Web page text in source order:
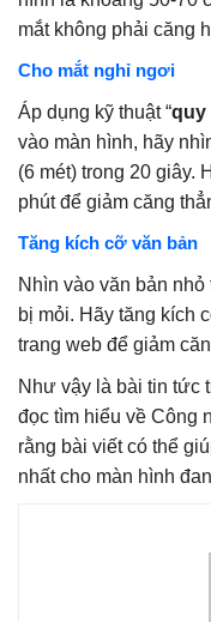
mắt không phải căng
Cho mắt nghỉ ngơi
Áp dụng kỹ thuật “quy
vào màn hình, hãy
(6 mét) trong 20 giây.
phút để giảm căng
Tăng kích cỡ văn bản
Nhìn vào văn bản
bị mỏi. Hãy tăng kích
trang web để giảm
Như vậy là bài tin tức
đọc tìm hiểu về Công
rằng bài viết có thể
nhất cho màn hình